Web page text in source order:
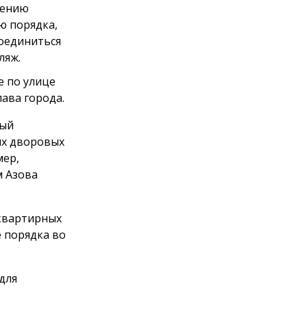
порядка,
по улице
города.
дворовых
Азова
во